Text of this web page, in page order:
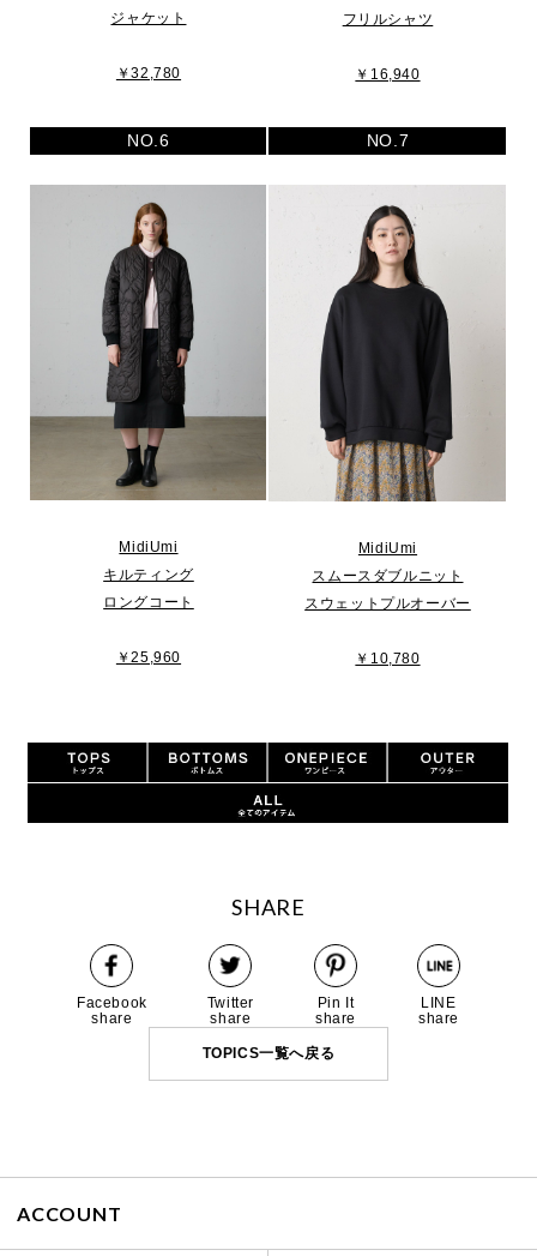
ジャケット
￥32,780
フリルシャツ
￥16,940
NO.6 NO.7
MidiUmi
キルティング
ロングコート
￥25,960
MidiUmi
スムースダブルニット
スウェットプルオーバー
￥10,780
SHARE
Facebook
share
Twitter
share
Pin It
share
LINE
share
TOPICS一覧へ戻る
ACCOUNT